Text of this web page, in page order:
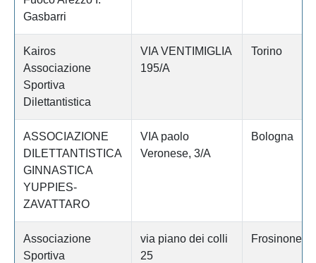
Gasbarri
Kairos
Associazione
Sportiva
Dilettantistica
VIA VENTIMIGLIA
195/A
Torino
ASSOCIAZIONE
DILETTANTISTICA
GINNASTICA
YUPPIES-
ZAVATTARO
VIA paolo
Veronese, 3/A
Bologna
Associazione
Sportiva
via piano dei colli
25
Frosinone